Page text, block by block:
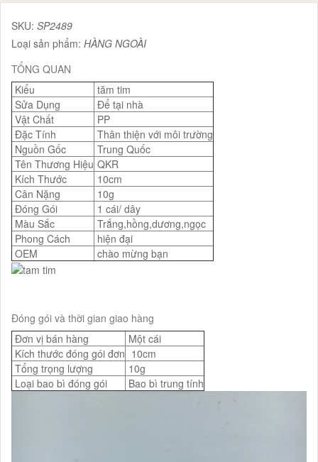
SKU: SP2489
Loại sản phẩm: HÀNG NGOÀI
TỔNG QUAN
Kiểu
tăm tim
Sửa Dụng
Để tại nhà
Vật Chất
PP
Đặc Tính
Thân thiện với môi trường
Nguồn Gốc
Trung Quốc
Tên Thương Hiệu QKR
Kích Thước
10cm
Cân Nặng
10g
Đóng Gói
1 cái/ dây
Màu Sắc
Trắng,hồng,dương,ngọc
Phong Cách
hiện đại
OEM
chào mừng bạn
Đóng gói và thời gian giao hàng
Đơn vị bán hàng
Một cái
Kích thước đóng gói đơn 10cm
Tổng trọng lượng
10g
Loại bao bì đóng gói
Bao bì trung tính